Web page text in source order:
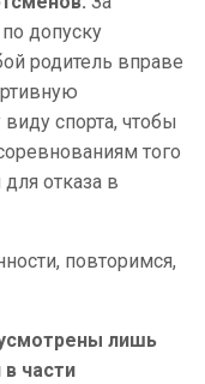
допуску
родитель вправе
спорта, чтобы
того
отказа в
повторимся,
лишь
части